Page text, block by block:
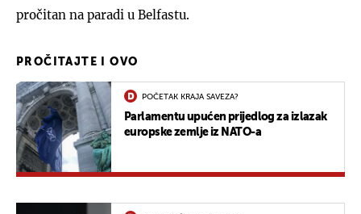
pročitan na paradi u Belfastu.
PROČITAJTE I OVO
POČETAK KRAJA SAVEZA?
Parlamentu upućen prijedlog za izlazak
europske zemlje iz NATO-a